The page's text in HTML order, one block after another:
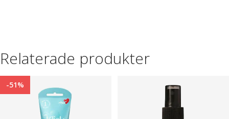
Relaterade produkter
-51%